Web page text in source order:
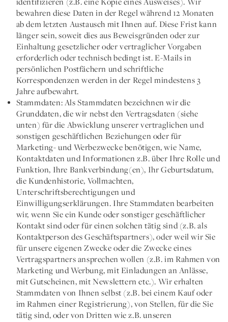
identifizieren (z.B. eine Kopie eines Ausweises). Wir
bewahren diese Daten in der Regel während 12 Monaten
ab dem letzten Austausch mit Ihnen auf. Diese Frist kann
länger sein, soweit dies aus Beweisgründen oder zur
Einhaltung gesetzlicher oder vertraglicher Vorgaben
erforderlich oder technisch bedingt ist. E-Mails in
persönlichen Postfächern und schriftliche
Korrespondenzen werden in der Regel mindestens 3
Jahre aufbewahrt.
Stammdaten: Als Stammdaten bezeichnen wir die
Grunddaten, die wir nebst den Vertragsdaten (siehe
unten) für die Abwicklung unserer vertraglichen und
sonstigen geschäftlichen Beziehungen oder für
Marketing- und Werbezwecke benötigen, wie Name,
Kontaktdaten und Informationen z.B. über Ihre Rolle und
Funktion, Ihre Bankverbindung(en), Ihr Geburtsdatum,
die Kundenhistorie, Vollmachten,
Unterschriftsberechtigungen und
Einwilligungserklärungen. Ihre Stammdaten bearbeiten
wir, wenn Sie ein Kunde oder sonstiger geschäftlicher
Kontakt sind oder für einen solchen tätig sind (z.B. als
Kontaktperson des Geschäftspartners), oder weil wir Sie
für unsere eigenen Zwecke oder die Zwecke eines
Vertragspartners ansprechen wollen (z.B. im Rahmen von
Marketing und Werbung, mit Einladungen an Anlässe,
mit Gutscheinen, mit Newslettern etc.). Wir erhalten
Stammdaten von Ihnen selbst (z.B. bei einem Kauf oder
im Rahmen einer Registrierung), von Stellen, für die Sie
tätig sind, oder von Dritten wie z.B. unseren